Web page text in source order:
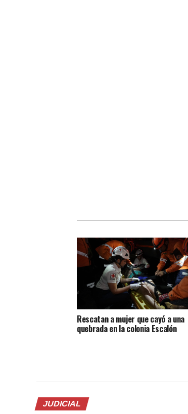
Rescatan a mujer que cayó a una
quebrada en la colonia Escalón
JUDICIAL